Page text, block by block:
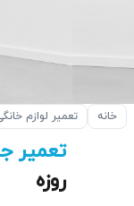
خانه تعمیر لوازم
تعمیر
روزه